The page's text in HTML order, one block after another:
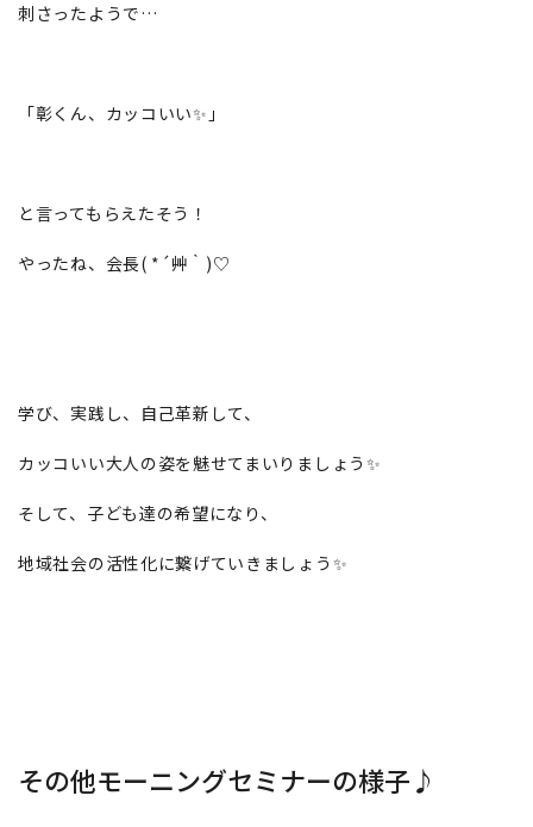
刺さったようで…
「彰くん、カッコいい✨」
と言ってもらえたそう！
やったね、会長( *´艸｀)♡
学び、実践し、自己革新して、
カッコいい大人の姿を魅せてまいりましょう✨
そして、子ども達の希望になり、
地域社会の活性化に繋げていきましょう✨
その他モーニングセミナーの様子♪